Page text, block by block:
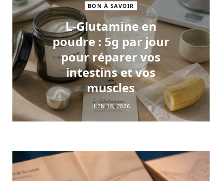
BON À SAVOIR
L-Glutamine en
poudre : 5g par jour
pour réparer vos
intestins et vos
muscles
JUIN 18, 2026